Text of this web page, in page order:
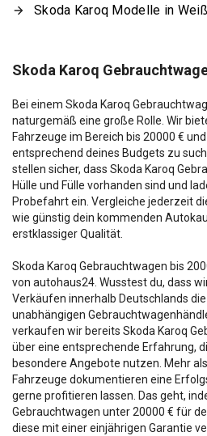
Skoda Karoq Modelle in Weiß
Skoda Karoq
Bei einem Skoda Karoq
naturgemäß eine große Rolle. Wir
Fahrzeuge im Bereich bis 20000 €
entsprechend deines Budgets zu
stellen sicher, dass Skoda Karoq
Hülle und Fülle vorhanden sind und
Probefahrt ein. Vergleiche jederzeit
wie günstig dein kommenden
erstklassiger Qualität.
Skoda Karoq Gebrauchtwagen bis
von autohaus24. Wusstest du, dass
Verkäufen innerhalb Deutschlands
unabhängigen
verkaufen wir bereits Skoda Karoq
über eine entsprechende Erfahrung,
besondere Angebote nutzen. Mehr
Fahrzeuge dokumentieren eine
gerne profitieren lassen. Das geht,
Gebrauchtwagen unter 20000 € für
diese mit einer einjährigen Garantie